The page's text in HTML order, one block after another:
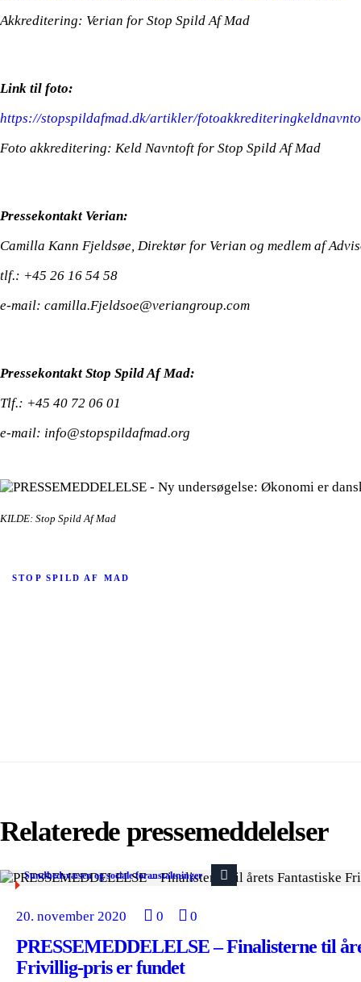
Akkreditering: Verian for Stop Spild Af Mad
Link til foto:
https://stopspildafmad.dk/artikler/
Foto akkreditering: Keld Navntoft for Stop Spild Af Mad
Pressekontakt Verian:
Camilla Kann Fjeldsøe, Direktør for Verian og medlem af
tlf.: +45 26 16 54 58
e-mail: camilla.Fjeldsoe@veriangroup.com
Pressekontakt Stop Spild Af Mad:
Tlf.: +45 40 72 06 01
e-mail: info@stopspildafmad.org
KILDE: Stop Spild Af Mad
STOP SPILD AF MAD
Relaterede pressemeddelelser
Sundhedsvæsen og sociale foranstaltninger
20. november 2020 0 0
PRESSEMEDDELELSE – Finalisterne til
Frivillig-pris er fundet